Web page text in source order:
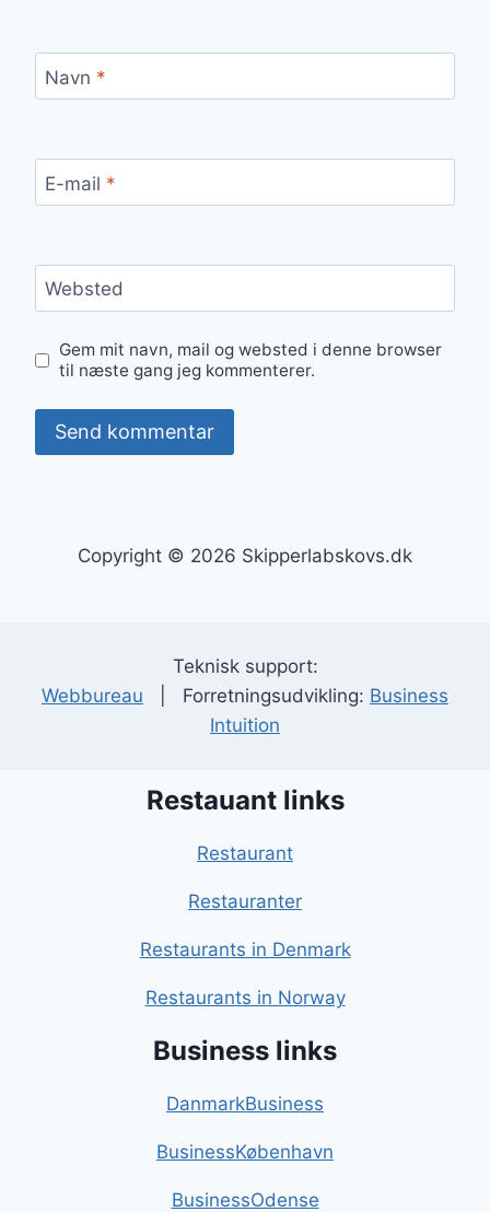
Navn *
E-mail *
Websted
Gem mit navn, mail og websted i denne browser
til næste gang jeg kommenterer.
Copyright © 2026 Skipperlabskovs.dk
Teknisk support:
Webbureau | Forretningsudvikling: Business
Intuition
Restauant links
Restaurant
Restauranter
Restaurants in Denmark
Restaurants in Norway
Business links
DanmarkBusiness
BusinessKøbenhavn
BusinessOdense